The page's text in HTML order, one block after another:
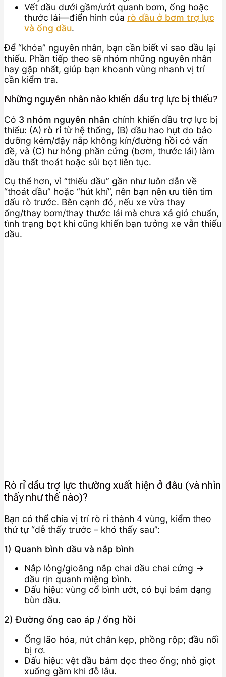
Vết dầu dưới gầm/ướt quanh bơm, ống hoặc
thước lái—điển hình của rò dầu ở bơm trợ lực
và ống dầu.
Để “khóa” nguyên nhân, bạn cần biết vì sao dầu lại
thiếu. Phần tiếp theo sẽ nhóm những nguyên nhân
hay gặp nhất, giúp bạn khoanh vùng nhanh vị trí
cần kiểm tra.
Những nguyên nhân nào khiến dầu trợ lực bị thiếu?
Có 3 nhóm nguyên nhân chính khiến dầu trợ lực bị
thiếu: (A) rò rỉtừ hệ thống, (B) dầu hao hụt do bảo
dưỡng kém/đậy nắp không kín/đường hồi có vấn
đề, và (C) hư hỏng phần cứng (bơm, thước lái) làm
dầu thất thoát hoặc sủi bọt liên tục.
Cụ thể hơn, vì “thiếu dầu” gần như luôn dẫn về
“thoát dầu” hoặc “hút khí”, nên bạn nên ưu tiên tìm
dấu rò trước. Bên cạnh đó, nếu xe vừa thay
ống/thay bơm/thay thước lái mà chưa xả gió chuẩn,
tình trạng bọt khí cũng khiến bạn tưởng xe vẫn thiếu
dầu.
Rò rỉ dầu trợ lực thường xuất hiện ở đâu (và nhìn
thấy như thế nào)?
Bạn có thể chia vị trí rò rỉ thành 4 vùng, kiểm theo
thứ tự “dễ thấy trước – khó thấy sau”:
1) Quanh bình dầu và nắp bình
Nắp lỏng/gioăng nắp chai dầu chai cứng →
dầu rịn quanh miệng bình.
Dấu hiệu: vùng cổ bình ướt, có bụi bám dạng
bùn dầu.
2) Đường ống cao áp / ống hồi
Ống lão hóa, nứt chân kẹp, phồng rộp; đầu nối
bị rơ.
Dấu hiệu: vệt dầu bám dọc theo ống; nhỏ giọt
xuống gầm khi đỗ lâu.